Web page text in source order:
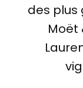
des
Moët